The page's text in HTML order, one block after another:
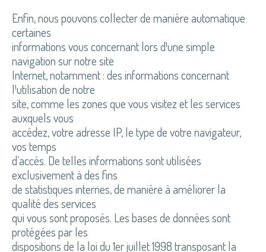
Enfin, nous pouvons collecter de manière automatique
certaines
informations vous concernant lors d¹une simple
navigation sur notre site
Internet, notamment : des informations concernant
l¹utilisation de notre
site, comme les zones que vous visitez et les services
auxquels vous
accédez, votre adresse IP, le type de votre navigateur,
vos temps
d’accès. De telles informations sont utilisées
exclusivement à des fins
de statistiques internes, de manière à améliorer la
qualité des services
qui vous sont proposés. Les bases de données sont
protégées par les
dispositions de la loi du 1er juillet 1998 transposant la